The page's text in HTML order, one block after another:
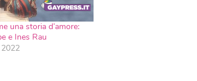
una storia d’amore:
e Ines Rau